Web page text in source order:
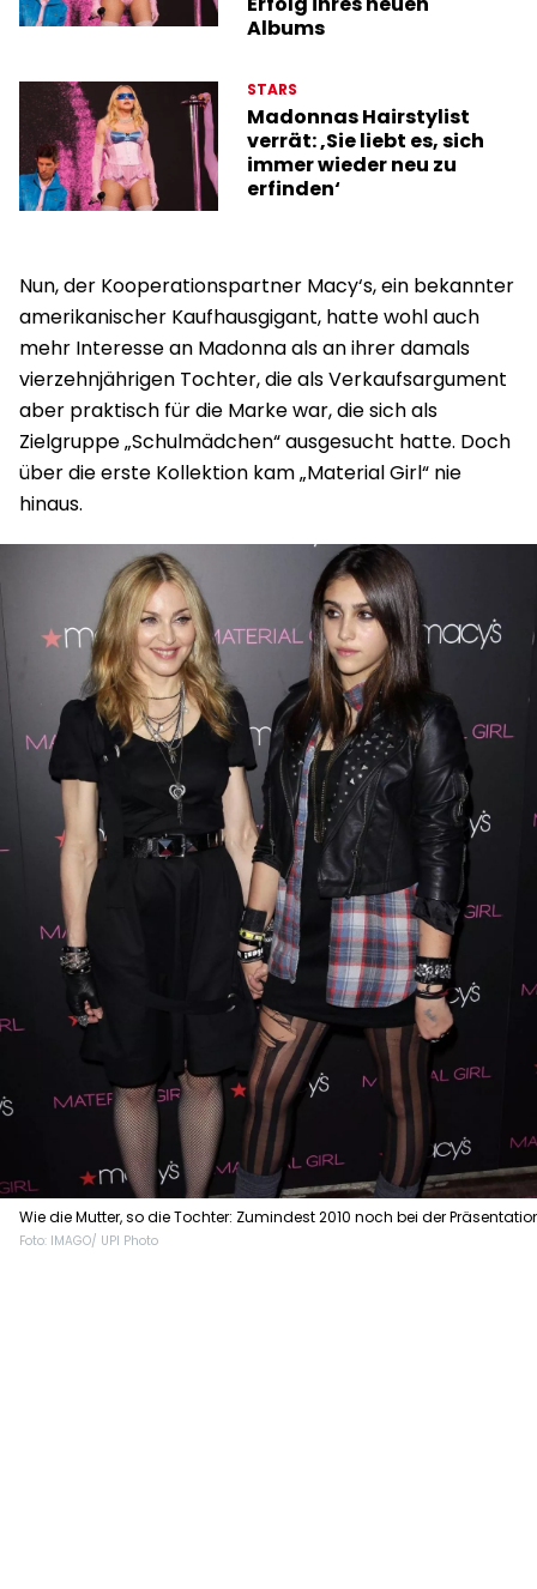
Albums
STARS
Madonnas Hairstylist
verrät: ‚Sie liebt es, sich
immer wieder neu zu
erfinden‘
Nun, der Kooperationspartner Macy‘s, ein bekannter
amerikanischer Kaufhausgigant, hatte wohl auch
mehr Interesse an Madonna als an ihrer damals
vierzehnjährigen Tochter, die als Verkaufsargument
aber praktisch für die Marke war, die sich als
Zielgruppe „Schulmädchen“ ausgesucht hatte. Doch
über die erste Kollektion kam „Material Girl“ nie
hinaus.
Wie die Mutter, so die Tochter: Zumindest 2010 noch bei der
von „Material Girl“.
Foto: IMAGO/ UPI Photo